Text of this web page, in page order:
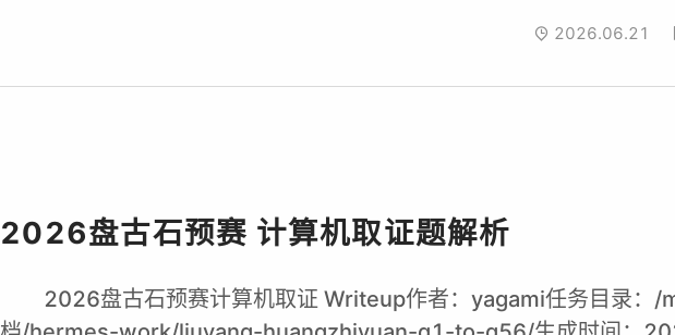
2026.06.21
2026盘古石预赛 计算机取证题解析
2026盘古石预赛计算机取证 Writeup作者：yagami任务目录：/